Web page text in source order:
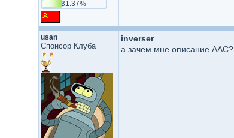
31.37%
usan
Спонсор Клуба
inverser
а зачем мне описание AAC?